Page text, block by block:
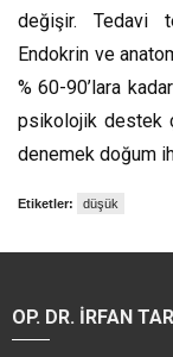
değişir. Tedavi
Endokrin ve
% 60-90’lara
psikolojik destek
denemek doğum
Etiketler: düşük
OP. DR. İRFAN